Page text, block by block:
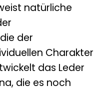
natürliche
der
Charakter
das Leder
die es noch